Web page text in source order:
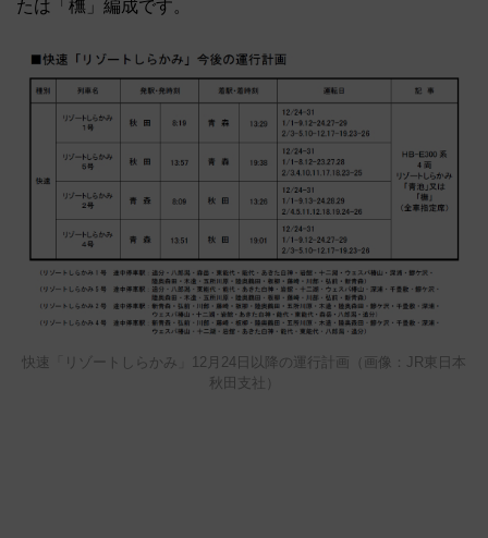
たは「橅」編成です。
快速「リゾートしらかみ」12月24日以降の運行計画（画像：JR東日本
秋田支社）